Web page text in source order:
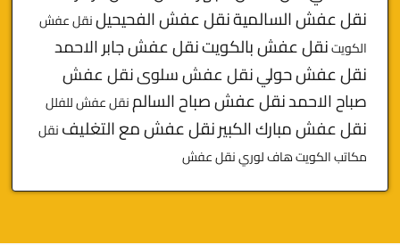
نقل عفش السالميةنقل عفش الفحيحيلنقل عفش
الكويتنقل عفش بالكويتنقل عفش جابر الاحمد
نقل عفش حولينقل عفش سلوىنقل عفش
صباح الاحمدنقل عفش صباح السالمنقل عفش للفلل
نقل عفش مبارك الكبيرنقل عفش مع التغليفنقل
مكاتب الكويتهاف لوري نقل عفش